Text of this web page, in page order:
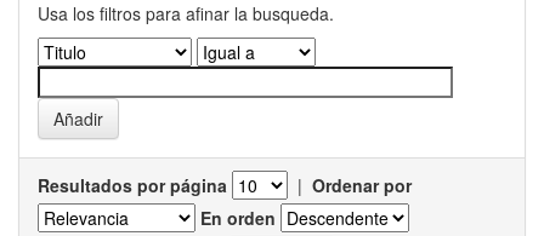
Usa los filtros para afinar la busqueda.
Resultados por página | Ordenar por
En orden